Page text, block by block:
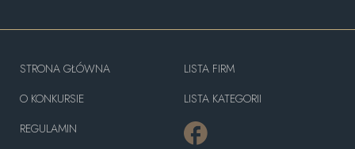
STRONA GŁÓWNA
O KONKURSIE
REGULAMIN
LISTA FIRM
LISTA KATEGORII